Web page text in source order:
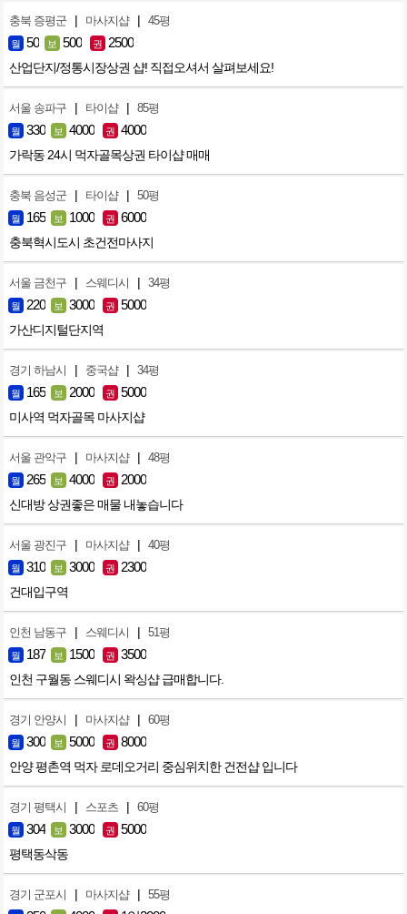
충북 증평군 | 마사지샵 | 45평
월 50 보 500 권 2500
산업단지/정통시장상권 샵! 직접오셔서 살펴보세요!
서울 송파구 | 타이샵 | 85평
월 330 보 4000 권 4000
가락동 24시 먹자골목상권 타이샵 매매
충북 음성군 | 타이샵 | 50평
월 165 보 1000 권 6000
충북혁시도시 초건전마사지
서울 금천구 | 스웨디시 | 34평
월 220 보 3000 권 5000
가산디지털단지역
경기 하남시 | 중국샵 | 34평
월 165 보 2000 권 5000
미사역 먹자골목 마사지샵
서울 관악구 | 마사지샵 | 48평
월 265 보 4000 권 2000
신대방 상권좋은 매물 내놓습니다
서울 광진구 | 마사지샵 | 40평
월 310 보 3000 권 2300
건대입구역
인천 남동구 | 스웨디시 | 51평
월 187 보 1500 권 3500
인천 구월동 스웨디시 왁싱샵 급매합니다.
경기 안양시 | 마사지샵 | 60평
월 300 보 5000 권 8000
안양 평촌역 먹자 로데오거리 중심위치한 건전샵 입니다
경기 평택시 | 스포츠 | 60평
월 304 보 3000 권 5000
평택동삭동
경기 군포시 | 마사지샵 | 55평